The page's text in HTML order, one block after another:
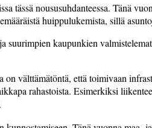
noususuhdanteessa. Tänä
huippulukemista, sillä
kaupunkien
välttämätöntä, että toimivaan
rahastoista. Esimerkiksi